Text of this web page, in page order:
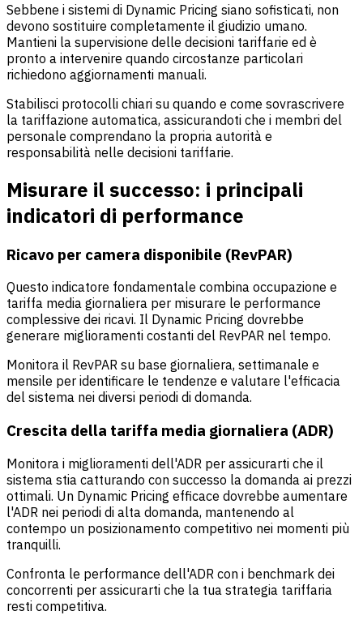
Sebbene i sistemi di Dynamic Pricing siano sofisticati, non
devono sostituire completamente il giudizio umano.
Mantieni la supervisione delle decisioni tariffarie ed è
pronto a intervenire quando circostanze particolari
richiedono aggiornamenti manuali.
Stabilisci protocolli chiari su quando e come sovrascrivere
la tariffazione automatica, assicurandoti che i membri del
personale comprendano la propria autorità e
responsabilità nelle decisioni tariffarie.
Misurare il successo: i principali
indicatori di performance
Ricavo per camera disponibile (RevPAR)
Questo indicatore fondamentale combina occupazione e
tariffa media giornaliera per misurare le performance
complessive dei ricavi. Il Dynamic Pricing dovrebbe
generare miglioramenti costanti del RevPAR nel tempo.
Monitora il RevPAR su base giornaliera, settimanale e
mensile per identificare le tendenze e valutare l'efficacia
del sistema nei diversi periodi di domanda.
Crescita della tariffa media giornaliera (ADR)
Monitora i miglioramenti dell'ADR per assicurarti che il
sistema stia catturando con successo la domanda ai prezzi
ottimali. Un Dynamic Pricing efficace dovrebbe aumentare
l'ADR nei periodi di alta domanda, mantenendo al
contempo un posizionamento competitivo nei momenti più
tranquilli.
Confronta le performance dell'ADR con i benchmark dei
concorrenti per assicurarti che la tua strategia tariffaria
resti competitiva.